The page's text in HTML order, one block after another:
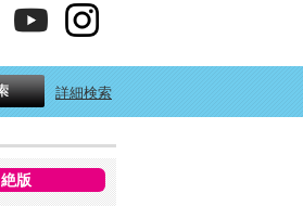
詳細検索
絶版